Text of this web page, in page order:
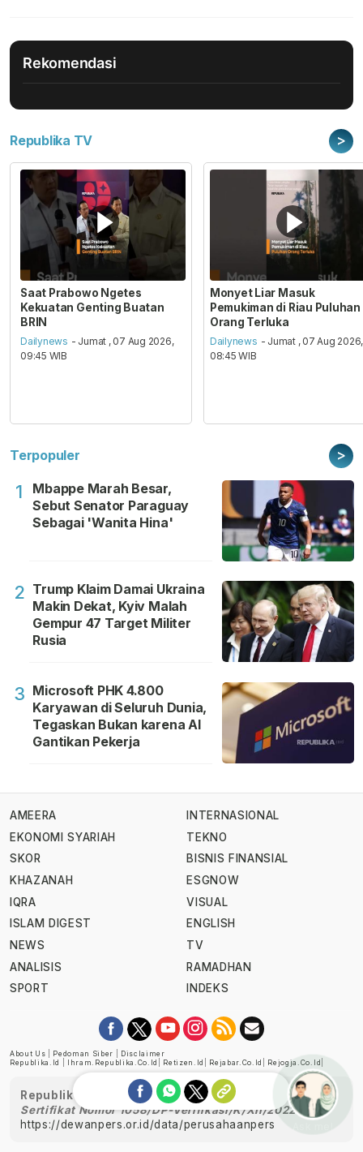
Rekomendasi
Republika TV >
Saat Prabowo Ngetes
Kekuatan Genting Buatan
BRIN
Dailynews - Jumat , 07 Aug 2026,
09:45 WIB
Monyet Liar Masuk
Pemukiman di Riau Puluhan
Orang Terluka
Dailynews - Jumat , 07 Aug 2026,
08:45 WIB
Terpopuler >
1
Mbappe Marah Besar,
Sebut Senator Paraguay
Sebagai 'Wanita Hina'
2 Trump Klaim Damai Ukraina
Makin Dekat, Kyiv Malah
Gempur 47 Target Militer
Rusia
3 Microsoft PHK 4.800
Karyawan di Seluruh Dunia,
Tegaskan Bukan karena AI
Gantikan Pekerja
AMEERA
EKONOMI SYARIAH
SKOR
KHAZANAH
IQRA
ISLAM DIGEST
NEWS
ANALISIS
SPORT
INTERNASIONAL
TEKNO
BISNIS FINANSIAL
ESGNOW
VISUAL
ENGLISH
TV
RAMADHAN
INDEKS
About Us Pedoman Siber
Disclaimer
Republika.id
Ihram.republika.co.id Retizen.id Rejabar.co.id Rejogja.co.id
Republika telah diverifikasi oleh Dewan Pers
Sertifikat Nomor 1058/DP-Verifikasi/K/XII/2022
https://dewanpers.or.id/data/perusahaanpers